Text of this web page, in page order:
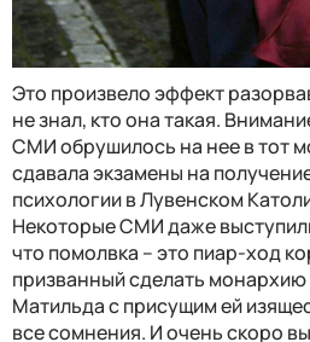
Это произвело эффект
не знал, кто она такая.
СМИ обрушилось на нее в тот
сдавала экзамены на
психологии в Лувенском
Некоторые СМИ даже
что помолвка – это пиар-ход
призванный сделать
Матильда с присущим ей
все сомнения. И очень скоро